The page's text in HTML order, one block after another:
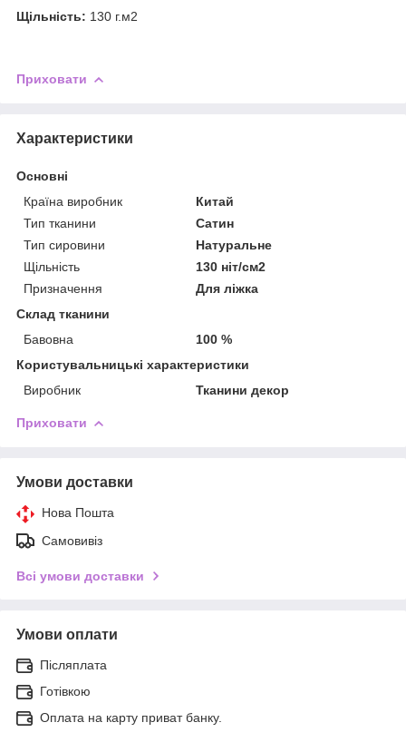
Щільність: 130 г.м2
Приховати
Характеристики
Основні
Країна виробник
Китай
Тип тканини
Сатин
Тип сировини
Натуральне
Щільність
130 ніт/см2
Призначення
Для ліжка
Склад тканини
Бавовна
100 %
Користувальницькі характеристики
Виробник
Тканини декор
Приховати
Умови доставки
Нова Пошта
Самовивіз
Всі умови доставки
Умови оплати
Післяплата
Готівкою
Оплата на карту приват банку.